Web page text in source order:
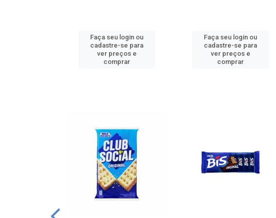
Faça seu login ou
cadastre-se para
ver preços e
comprar
Faça seu login ou
cadastre-se para
ver preços e
comprar